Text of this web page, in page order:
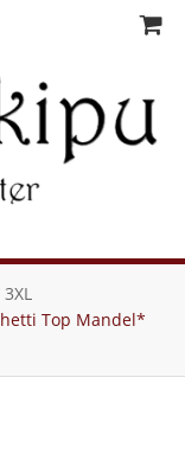
3XL
Top Mandel*